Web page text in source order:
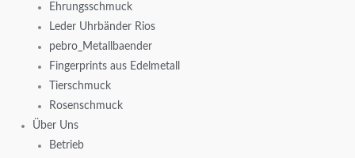
Ehrungsschmuck
Leder Uhrbänder Rios
pebro_Metallbaender
Fingerprints aus Edelmetall
Tierschmuck
Rosenschmuck
Über Uns
Betrieb